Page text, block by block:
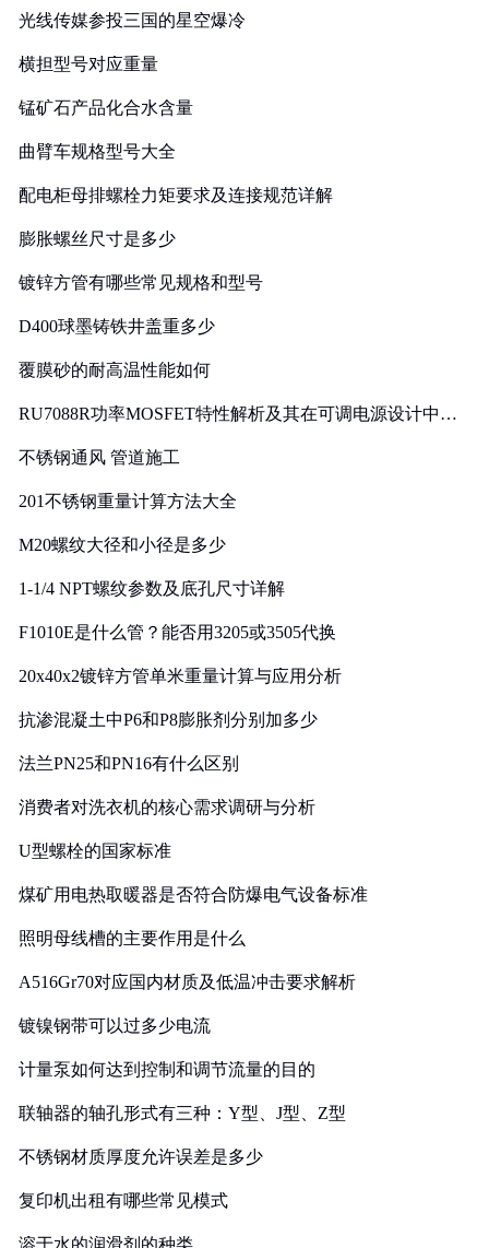
光线传媒参投三国的星空爆冷
横担型号对应重量
锰矿石产品化合水含量
曲臂车规格型号大全
配电柜母排螺栓力矩要求及连接规范详解
膨胀螺丝尺寸是多少
镀锌方管有哪些常见规格和型号
D400球墨铸铁井盖重多少
覆膜砂的耐高温性能如何
RU7088R功率MOSFET特性解析及其在可调电源设计中的
不锈钢通风 管道施工
201不锈钢重量计算方法大全
M20螺纹大径和小径是多少
1-1/4 NPT螺纹参数及底孔尺寸详解
F1010E是什么管？能否用3205或3505代换
20x40x2镀锌方管单米重量计算与应用分析
抗渗混凝土中P6和P8膨胀剂分别加多少
法兰PN25和PN16有什么区别
消费者对洗衣机的核心需求调研与分析
U型螺栓的国家标准
煤矿用电热取暖器是否符合防爆电气设备标准
照明母线槽的主要作用是什么
A516Gr70对应国内材质及低温冲击要求解析
镀镍钢带可以过多少电流
计量泵如何达到控制和调节流量的目的
联轴器的轴孔形式有三种：Y型、J型、Z型
不锈钢材质厚度允许误差是多少
复印机出租有哪些常见模式